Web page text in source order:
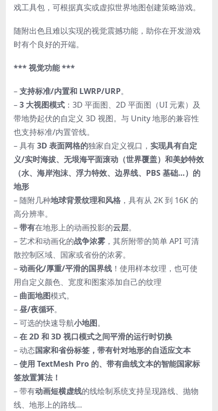
戏工具包，可根据真实或虚拟世界地图创建策略游戏。
随附出色且难以实现的视觉震撼功能，助你在开发游戏
时有个良好的开端。
*** 视觉功能 ***
–支持标准/内置和 LWRP/URP。
–3 大视图模式 ：3D 平面图、2D 平面图（UI 元素）及
带地势起伏的自定义 3D 视图。与 Unity 地形的兼容性
也支持标准/内置管线。
– 具有3D 表面网格的独家自定义视口， 实现具有自定
义/实时海拔、无垠海平面滚动（世界覆盖）和美妙特效
（水、海岸泡沫、浮力特效、边界线、PBS 基础…）的
地形
– 随附几种地球背景纹理和风格 ，具有从 2K 到 16K 的
高分辨率。
–带有在地形上的动画投影的云层。
– 艺术和动画化的战争浓雾 ，其所附带的简单 API 可清
散控制区域、国家或省份的浓雾。
–动画化/厚重/平滑的国界线 ！使用样本纹理，也可使
用自定义颜色、宽度和图案添加自己的纹理
– 曲面地图模式。
–昼/夜循环。
– 可选的快速导航小地图。
–在 2D 和 3D 视口模式之间平滑的运行时切换
– 动态国家和省份标签，带有针对地形的自适应文本
–使用 TextMesh Pro 的、带有曲线文本的智能国家标
签放置算法！
– 带有动画短横虚线的线绘制系统支持呈现路线、抛物
线、地形上的路线…